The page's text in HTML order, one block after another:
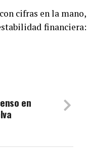
cifras en la mano,
financiera:
en